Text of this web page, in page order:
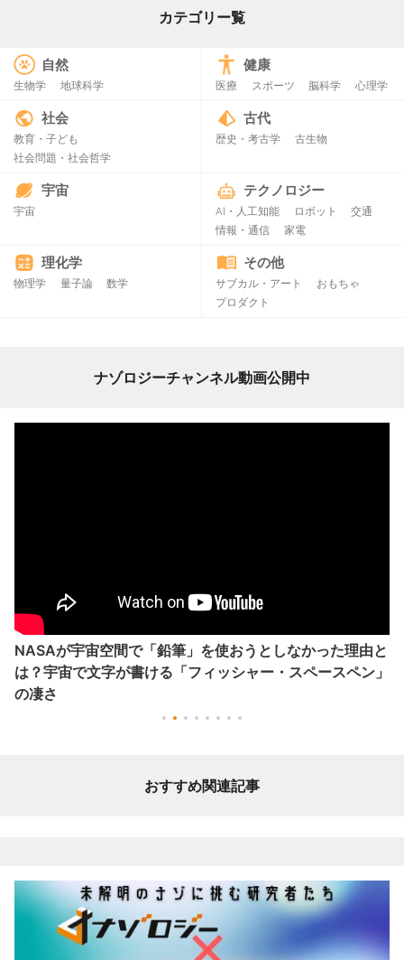
カテゴリー覧
自然
生物学 地球科学
健康
医療 スポーツ 脳科学 心理学
社会
教育・子ども
社会問題・社会哲学
古代
歴史・考古学 古生物
宇宙
宇宙
テクノロジー
AI・人工知能 ロボット
交通
情報・通信
家電
理化学
物理学 量子論 数学
その他
サブカル・アート
おもちゃ
プロダクト
ナゾロジーチャンネル動画公開中
NASAが宇宙空間で「鉛筆」を使おうとしなかった理由と
は？宇宙で文字が書ける「フィッシャー・スペースペン」
の凄さ
おすすめ関連記事